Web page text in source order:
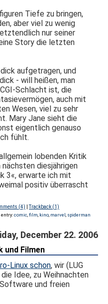
Tiefe zu bringen,
aber viel zu wenig
nur seiner
Story die letzten
aufgetragen, und
- will heißen, man
Schlacht ist, die
auch mit
Wesen, viel zu sehr
Mary Jane sieht die
eigentlich genauso
fühlt.
lobenden Kritik
nächsten diesjährigen
3«, erwarte ich mit
positiv überrascht
(4) |Trackback (1)
entry:comic film kino, marvel spiderman
December 22. 2006
und Filmen
Linux schon, wir (LUG
Idee, zu Weihnachten
und freien